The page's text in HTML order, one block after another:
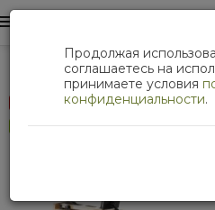
Кардиотренажеры
Скидка 24 %
Хит
Продолжая
соглашаетесь на
принимаете условия
конфиденциальности.